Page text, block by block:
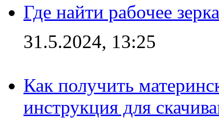
Где найти рабочее
31.5.2024, 13:25
Как получить
инструкция для